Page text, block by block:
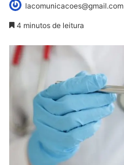
lacomunicacoes@gmail.com
4 minutos de leitura